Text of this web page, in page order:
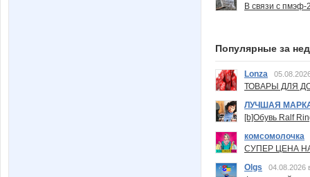
В связи с пмэф-
Популярные за
Lonza
ТОВАРЫ ДЛЯ
ЛУЧШАЯ
[b]Обувь Ralf
комсомолочка
СУПЕР ЦЕНА
Olgs
04.08.2026